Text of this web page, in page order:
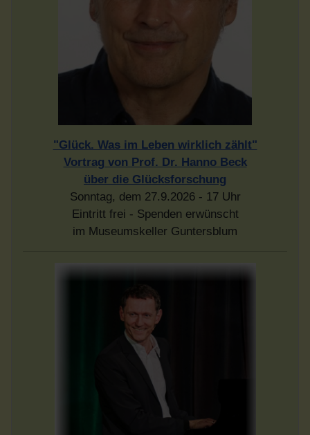
"Glück. Was im Leben wirklich zählt"
Vortrag von Prof. Dr. Hanno Beck
über die Glücksforschung
Sonntag, dem 27.9.2026 - 17 Uhr
Eintritt frei - Spenden erwünscht
im Museumskeller Guntersblum